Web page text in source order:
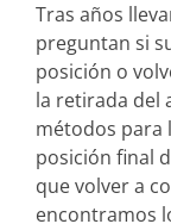
Tras años
preguntan si
posición o
la retirada del
métodos para
posición final
que volver a
encontramos